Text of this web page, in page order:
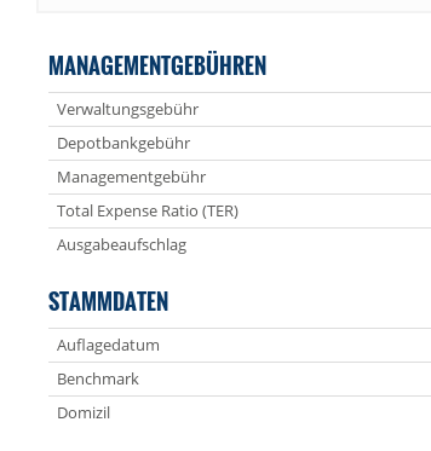
MANAGEMENTGEBÜHREN
Verwaltungsgebühr
Depotbankgebühr
Managementgebühr
Total Expense Ratio (TER)
Ausgabeaufschlag
STAMMDATEN
Auflagedatum
Benchmark
Domizil